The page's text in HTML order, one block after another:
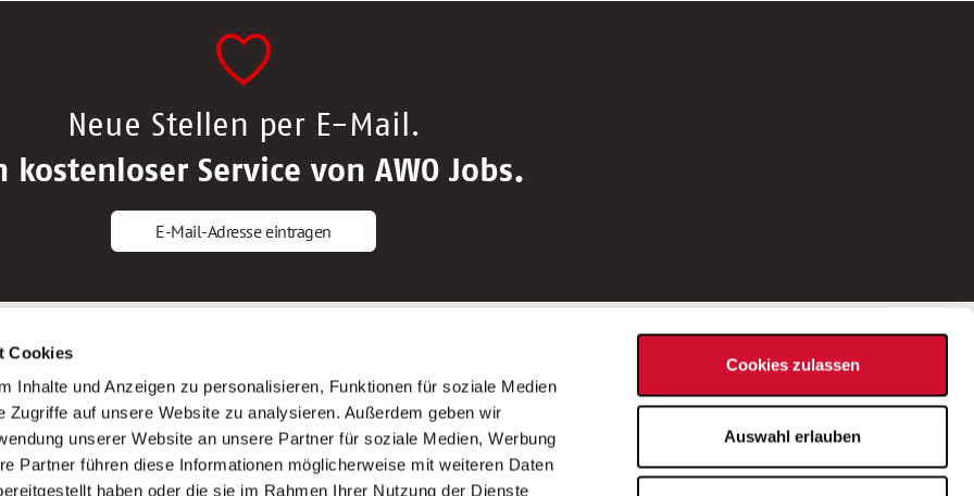
Cookies
Inhalte und Anzeigen zu personalisieren, Funktionen für soziale Medien
Zugriffe auf unsere Website zu analysieren. Außerdem geben wir
unserer Website an unsere Partner für soziale Medien, Werbung
Partner führen diese Informationen möglicherweise mit weiteren Daten
haben oder die sie im Rahmen Ihrer Nutzung der Dienste
Cookies zulassen
Auswahl erlauben
Neue Stellen per E-Mail.
kostenloser Service von AWO Jobs.
E-Mail-Adresse eintragen
Altenpfleger*in
Krankenpfleger*in
Altenpflegehelfer*in
Erzieher*in
AWO Gliederungen nach Bundesland
Stellenangebote nach Bundesländern
Sitemap
Impressum
Datenschutz
Bei Fragen zu einer Stellenausschreibung
wenden Sie sich bitte an die*den in der
Stellenausschreibung genannte*n